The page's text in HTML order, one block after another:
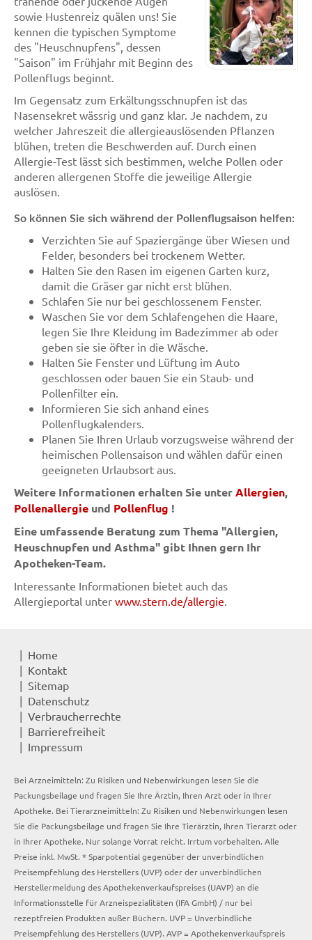
sowie Hustenreiz quälen uns! Sie
kennen die typischen Symptome
des "Heuschnupfens", dessen
"Saison" im Frühjahr mit Beginn des
Pollenflugs beginnt.
Im Gegensatz zum Erkältungsschnupfen ist das
Nasensekret wässrig und ganz klar. Je nachdem, zu
welcher Jahreszeit die allergieauslösenden Pflanzen
blühen, treten die Beschwerden auf. Durch einen
Allergie-Test lässt sich bestimmen, welche Pollen oder
anderen allergenen Stoffe die jeweilige Allergie
auslösen.
So können Sie sich während der Pollenflugsaison helfen:
Verzichten Sie auf Spaziergänge über Wiesen und
Felder, besonders bei trockenem Wetter.
Halten Sie den Rasen im eigenen Garten kurz,
damit die Gräser gar nicht erst blühen.
Schlafen Sie nur bei geschlossenem Fenster.
Waschen Sie vor dem Schlafengehen die Haare,
legen Sie Ihre Kleidung im Badezimmer ab oder
geben sie sie öfter in die Wäsche.
Halten Sie Fenster und Lüftung im Auto
geschlossen oder bauen Sie ein Staub- und
Pollenfilter ein.
Informieren Sie sich anhand eines
Pollenflugkalenders.
Planen Sie Ihren Urlaub vorzugsweise während der
heimischen Pollensaison und wählen dafür einen
geeigneten Urlaubsort aus.
Weitere Informationen erhalten Sie unterAllergien,
Pollenallergie und Pollenflug !
Eine umfassende Beratung zum Thema "Allergien,
Heuschnupfen und Asthma" gibt Ihnen gern Ihr
Apotheken-Team.
Interessante Informationen bietet auch das
Allergieportal unter www.stern.de/allergie.
Home
Kontakt
Sitemap
Datenschutz
Verbraucherrechte
Barrierefreiheit
Impressum
Bei Arzneimitteln: Zu Risiken und Nebenwirkungen lesen Sie die
Packungsbeilage und fragen Sie Ihre Ärztin, Ihren Arzt oder in Ihrer
Apotheke. Bei Tierarzneimitteln: Zu Risiken und Nebenwirkungen lesen
Sie die Packungsbeilage und fragen Sie Ihre Tierärztin, Ihren Tierarzt oder
in Ihrer Apotheke. Nur solange Vorrat reicht. Irrtum vorbehalten. Alle
Preise inkl. MwSt. * Sparpotential gegenüber der unverbindlichen
Preisempfehlung des Herstellers (UVP) oder der unverbindlichen
Herstellermeldung des Apothekenverkaufspreises (UAVP) an die
Informationsstelle für Arzneispezialitäten (IFA GmbH) / nur bei
rezeptfreien Produkten außer Büchern. UVP = Unverbindliche
Preisempfehlung des Herstellers (UVP). AVP = Apothekenverkaufspreis